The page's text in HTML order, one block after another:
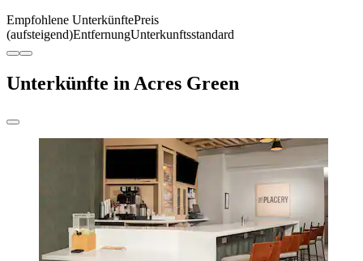
Empfohlene UnterkünftePreis
(aufsteigend)EntfernungUnterkunftsstandard
Unterkünfte in Acres Green